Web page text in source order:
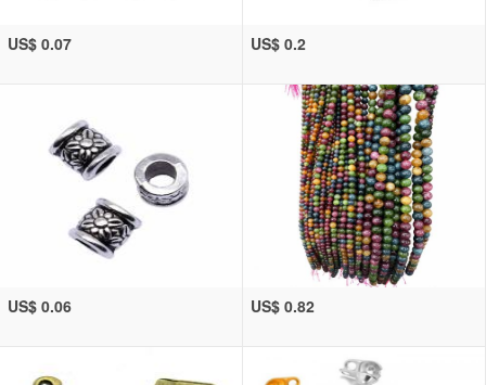
US$ 0.07 US$ 0.2
US$ 0.06 US$ 0.82